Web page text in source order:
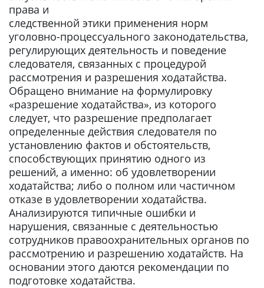
права и
следственной этики применения норм
уголовно-процессуального законодательства,
регулирующих деятельность и поведение
следователя, связанных с процедурой
рассмотрения и разрешения ходатайства.
Обращено внимание на формулировку
«разрешение ходатайства», из которого
следует, что разрешение предполагает
определенные действия следователя по
установлению фактов и обстоятельств,
способствующих принятию одного из
решений, а именно: об удовлетворении
ходатайства; либо о полном или частичном
отказе в удовлетворении ходатайства.
Анализируются типичные ошибки и
нарушения, связанные с деятельностью
сотрудников правоохранительных органов по
рассмотрению и разрешению ходатайств. На
основании этого даются рекомендации по
подготовке ходатайства.